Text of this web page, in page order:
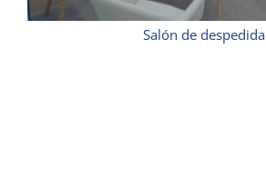
Salón de despedida